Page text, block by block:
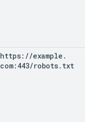
https: //example .
com:443/robots. txt